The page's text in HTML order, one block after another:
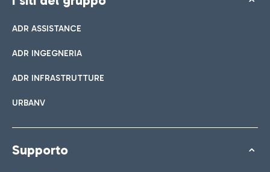
ADR ASSISTANCE
ADR INGEGNERIA
ADR INFRASTRUTTURE
URBANV
Supporto